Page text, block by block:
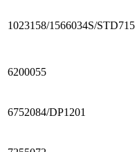
1023158/1566034S/STD715
6200055
6752084/DP1201